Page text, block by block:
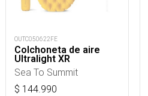
OUTC050622FE
Colchoneta de aire
Ultralight XR
Sea To Summit
$ 144.990